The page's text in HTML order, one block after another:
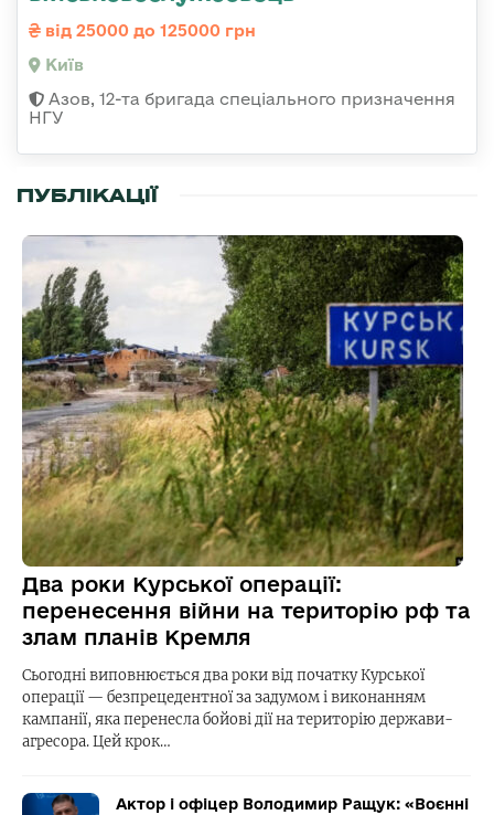
від 25000 до 125000 грн
Київ
Азов, 12-та бригада спеціального призначення
НГУ
ПУБЛІКАЦІЇ
Два роки Курської операції:
перенесення війни на територію рф та
злам планів Кремля
Сьогодні виповнюється два роки від початку Курської
операції — безпрецедентної за задумом і виконанням
кампанії, яка перенесла бойові дії на територію держави-
агресора. Цей крок…
Актор і офіцер Володимир Ращук: «Воєнні